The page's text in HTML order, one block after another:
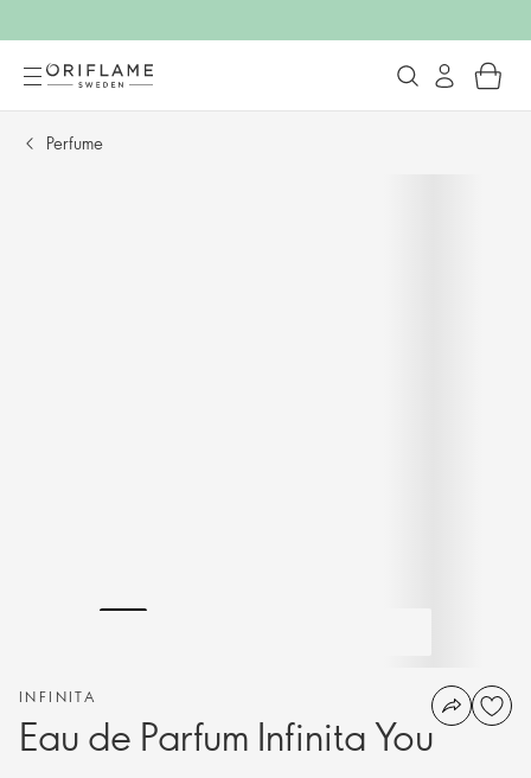
Perfume
INFINITA
Eau de Parfum Infinita You